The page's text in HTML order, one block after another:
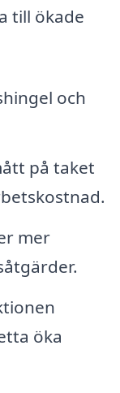
till ökade
och
på taket
mer
öka